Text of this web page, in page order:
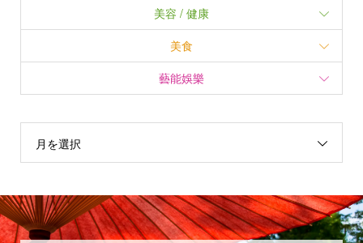
美容 / 健康
美食
藝能娛樂
月を選択